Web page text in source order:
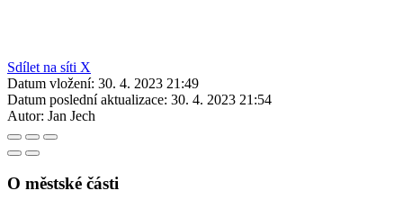
Sdílet na síti X
Datum vložení: 30. 4. 2023 21:49
Datum poslední aktualizace: 30. 4. 2023 21:54
Autor: Jan Jech
O městské části